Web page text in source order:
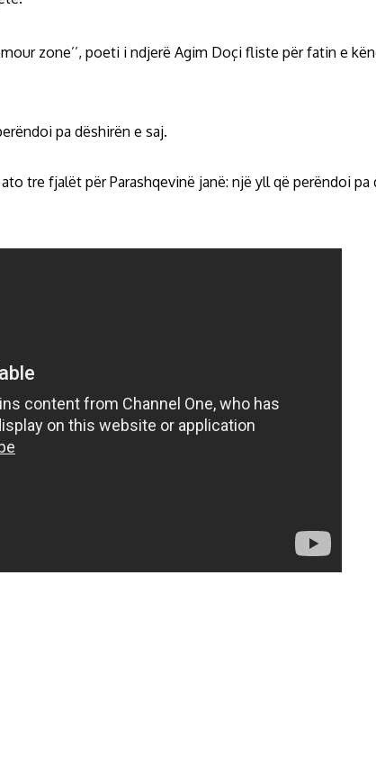
zone’’, poeti i ndjerë Agim Doçi fliste për fatin e
pa dëshirën e saj.
tre fjalët për Parashqevinë janë: një yll që perëndoi pa